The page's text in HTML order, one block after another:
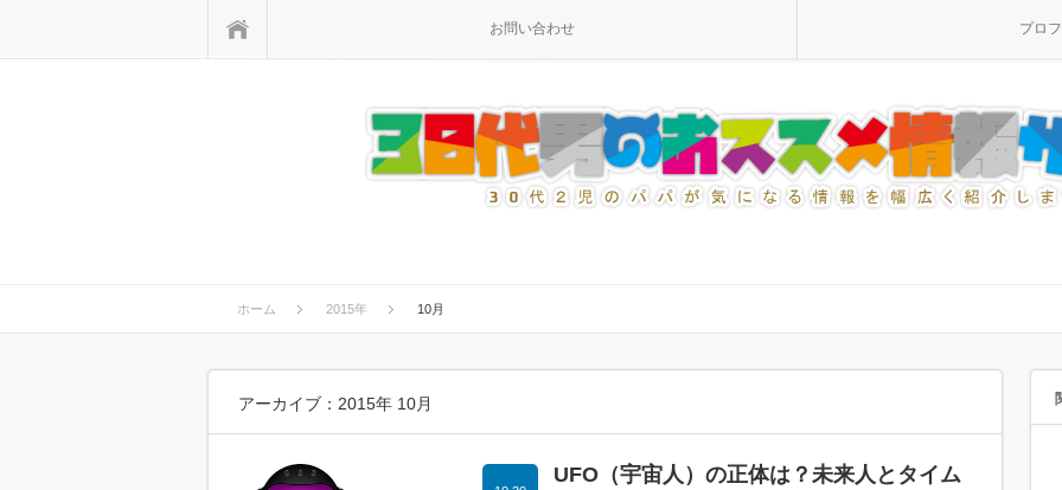
お問い合わせ プロ
ホーム 2015年 10月
アーカイブ：2015年 10月
UFO（宇宙人）の正体は？未来人とタイム